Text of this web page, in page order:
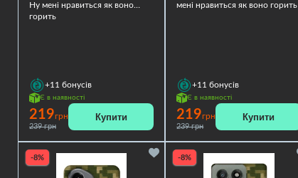
Ну мені нравиться як воно
горить
+11 бонусів
Є в наявності
219грн
239 грн
Купити
мені нравиться як воно горить
+11 бонусів
Є в наявності
219грн
239 грн
Купити
-8% -8%